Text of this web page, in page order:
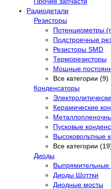
Радиодетали
Резисторы
Потенциометры
Подстроечные
Резисторы SMD
Терморезисторы
Мощные
Все категории (9)
Конденсаторы
Керамические
Пусковые
Высоковольтные
Все категории
Диоды
Выпрямительные
Диоды Шоттки
Диодные мосты